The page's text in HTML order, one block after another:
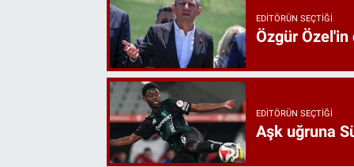
EDITÖRÜN SEÇTIĞI
Özgür Özel'in
EDITÖRÜN SEÇTIĞI
Aşk uğruna